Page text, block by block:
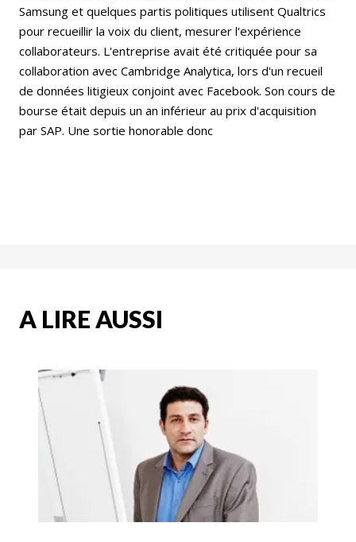
Samsung et quelques partis politiques utilisent Qualtrics
pour recueillir la voix du client, mesurer l'expérience
collaborateurs. L'entreprise avait été critiquée pour sa
collaboration avec Cambridge Analytica, lors d'un recueil
de données litigieux conjoint avec Facebook. Son cours de
bourse était depuis un an inférieur au prix d'acquisition
par SAP. Une sortie honorable donc
A LIRE AUSSI